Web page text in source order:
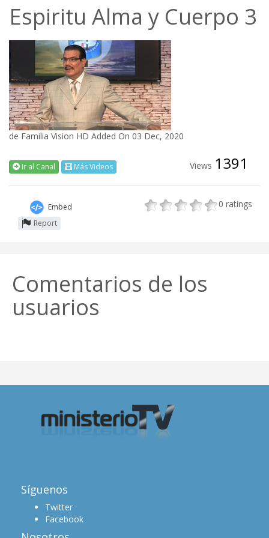
Espiritu Alma y Cuerpo 3
de Familia Vision HD Added On 03 Dec, 2020
Ir al Canal Más Videos Views 1391
Embed
Report
0 ratings
Comentarios de los
usuarios
Síguenos
Twitter
Facebook